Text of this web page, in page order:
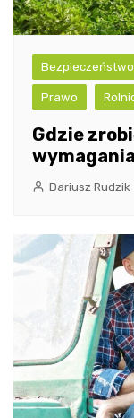
Prawo
Gdzie
Dariusz Rudzik